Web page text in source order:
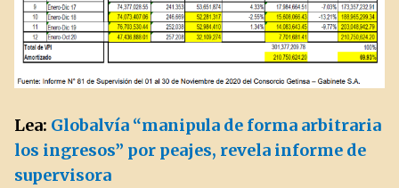
Lea: Globalvía “manipula de forma arbitraria
los ingresos” por peajes, revela informe de
supervisora